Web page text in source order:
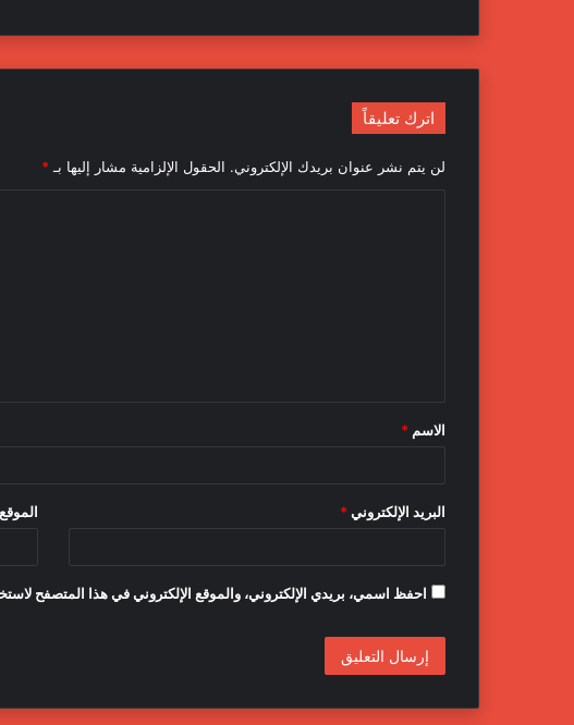
اترك تعليقاً
لن يتم نشر عنوان بريدك الإلكتروني. الحقول الإلزامية مشار إليها بـ *
*
الاسم *
البريد الإلكتروني *
احفظ اسمي، بريدي الإلكتروني، والموقع الإلكتروني في هذا المتصفح